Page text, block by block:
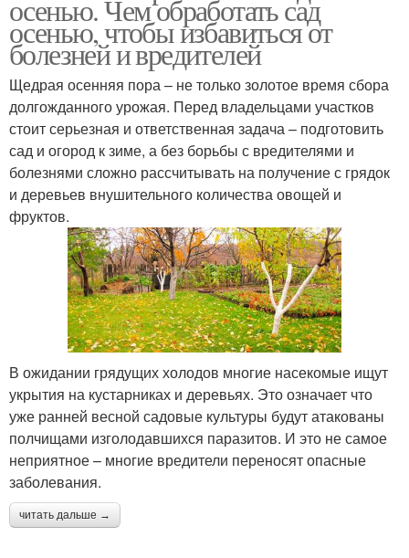
осенью. Чем обработать сад
осенью, чтобы избавиться от
болезней и вредителей
Щедрая осенняя пора – не только золотое время сбора
долгожданного урожая. Перед владельцами участков
стоит серьезная и ответственная задача – подготовить
сад и огород к зиме, а без борьбы с вредителями и
болезнями сложно рассчитывать на получение с грядок
и деревьев внушительного количества овощей и
фруктов.
В ожидании грядущих холодов многие насекомые ищут
укрытия на кустарниках и деревьях. Это означает что
уже ранней весной садовые культуры будут атакованы
полчищами изголодавшихся паразитов. И это не самое
неприятное – многие вредители переносят опасные
заболевания.
читать дальше →